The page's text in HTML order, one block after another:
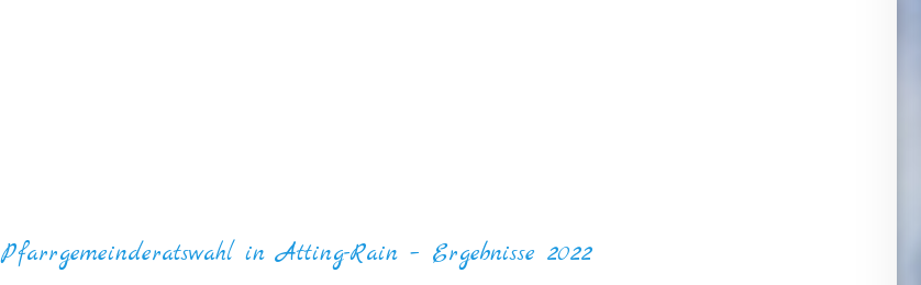
Pfarrgemeinderatswahl in Atting-Rain – Ergebnisse 2022